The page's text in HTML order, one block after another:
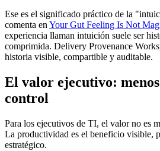
Ese es el significado práctico de la
comenta en Your Gut Feeling Is Not
experiencia llaman intuición suele ser
comprimida. Delivery Provenance
historia visible, compartible y auditable.
El valor ejecutivo:
control
Para los ejecutivos de TI, el valor no es
La productividad es el beneficio visible,
estratégico.